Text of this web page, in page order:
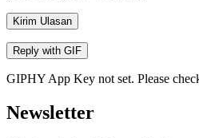
Kirim Ulasan
Reply with GIF
GIPHY App Key not set. Please
Newsletter